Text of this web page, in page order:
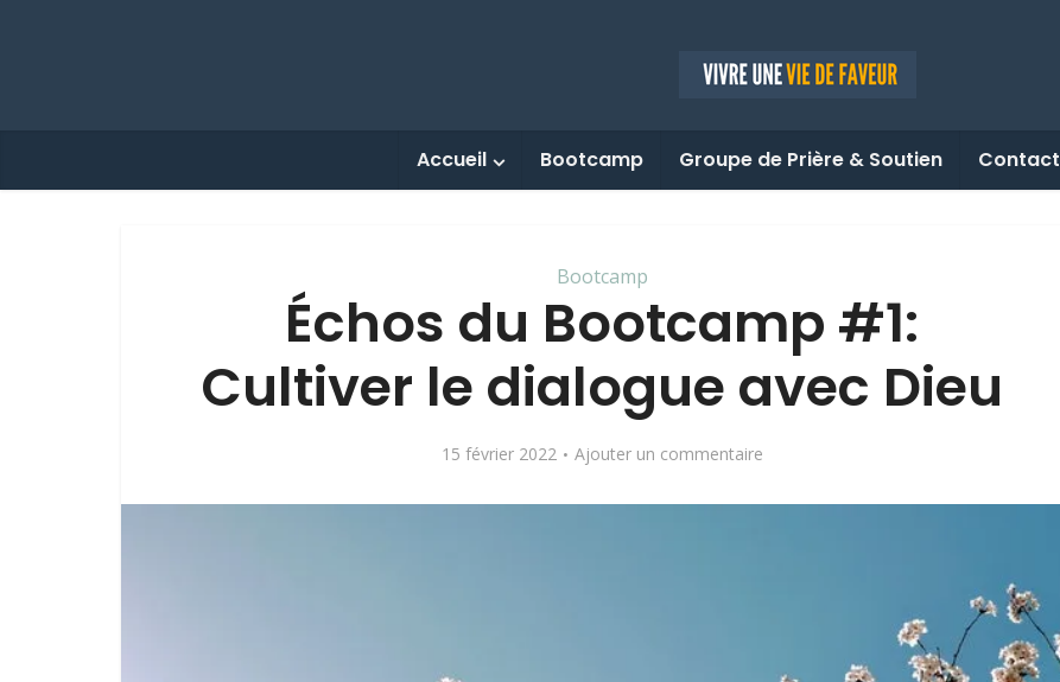
Accueil Bootcamp Groupe de Prière & Soutien Contact
Bootcamp
Échos du Bootcamp #1:
Cultiver le dialogue avec Dieu
15 février 2022 Ajouter un commentaire